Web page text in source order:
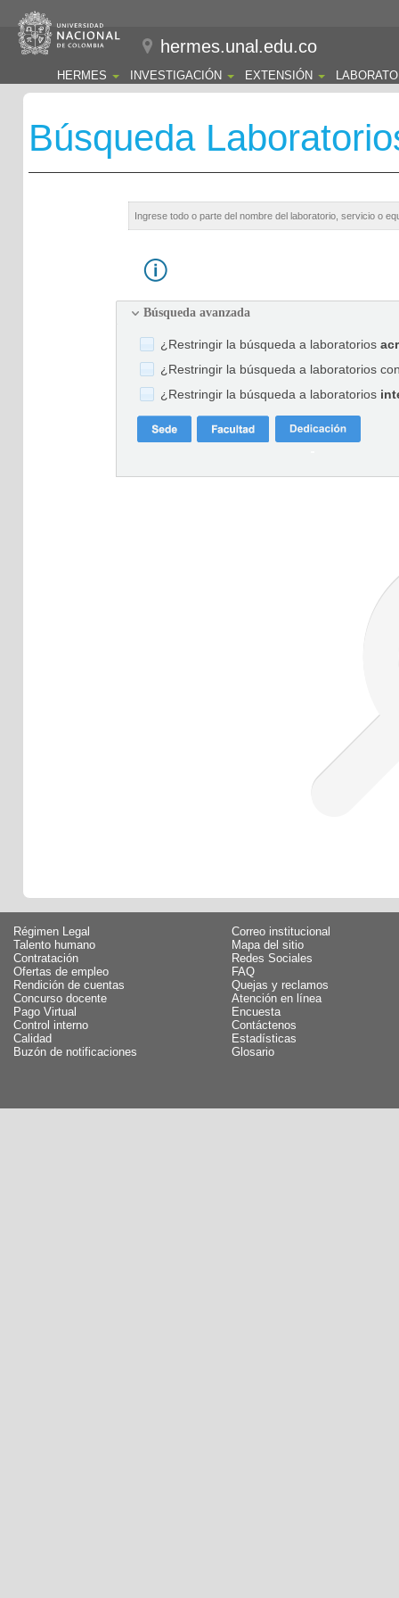
hermes.unal.edu.co
HERMES INVESTIGACIÓN EXTENSIÓN
Búsqueda
Búsqueda avanzada
¿Restringir la búsqueda a laboratorios
¿Restringir la búsqueda a laboratorios
¿Restringir la búsqueda a laboratorios
Régimen Legal
Talento humano
Contratación
Ofertas de empleo
Rendición de cuentas
Concurso docente
Pago Virtual
Control interno
Calidad
Buzón de notificaciones
Correo institucional
Mapa del sitio
Redes Sociales
FAQ
Quejas y reclamos
Atención en línea
Encuesta
Contáctenos
Estadísticas
Glosario